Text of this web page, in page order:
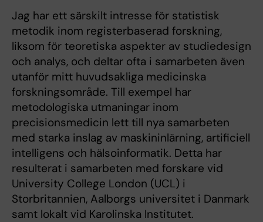
Jag har ett särskilt intresse för statistisk
metodik inom registerbaserad forskning,
liksom för teoretiska aspekter av studiedesign
och analys, och deltar ofta i samarbeten även
utanför mitt huvudsakliga medicinska
forskningsområde. Till exempel har
metodologiska utmaningar inom
precisionsmedicin lett till nya samarbeten
med starka inslag av maskininlärning, artificiell
intelligens och hälsoinformatik. Detta har
resulterat i samarbeten med forskare vid
University College London (UCL) i
Storbritannien, Aalborgs universitet i Danmark
samt lokalt vid Karolinska Institutet.